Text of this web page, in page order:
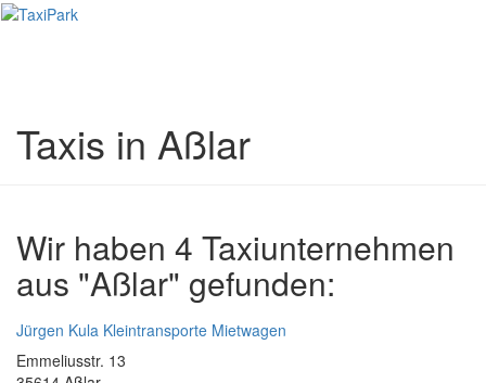
Taxis in Aßlar
Wir haben 4 Taxiunternehmen
aus "Aßlar" gefunden:
Jürgen Kula Kleintransporte Mietwagen
Emmeliusstr. 13